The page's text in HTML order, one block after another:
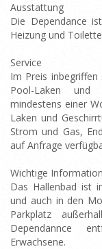
Ausstattung
Die Dependance
Heizung und
Service
Im Preis
Pool-Laken und
mindestens einer
Laken und
Strom und Gas,
auf Anfrage
Wichtige
Das Hallenbad ist
und auch in den
Parkplatz
Dependannce
Erwachsene.